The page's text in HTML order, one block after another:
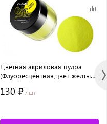
Цветная акриловая пудра
(Флуоресцентная,цвет желтый,
130 ₽ / шт